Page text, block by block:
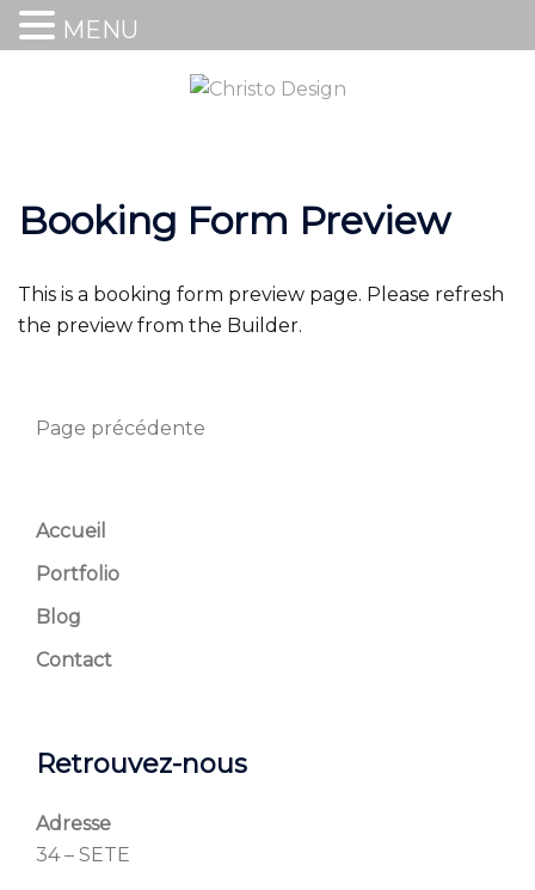
Booking Form Preview
This is a booking form preview page. Please refresh
the preview from the Builder.
Page précédente
Accueil
Portfolio
Blog
Contact
Retrouvez-nous
Adresse
34 – SETE
MENU